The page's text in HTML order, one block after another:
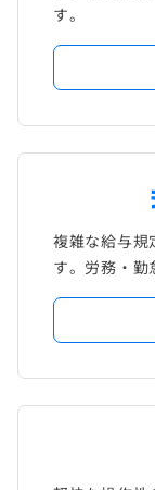
す。
複雑な給与規
す。労務・勤